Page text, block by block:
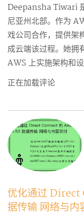
Deepansha Tiwari
尼亚州北部。作为
戏公司合作，提供架
成云端该过程。她拥
AWS 上实施架构和
正在加载评论
优化通过
据传输 网络与内